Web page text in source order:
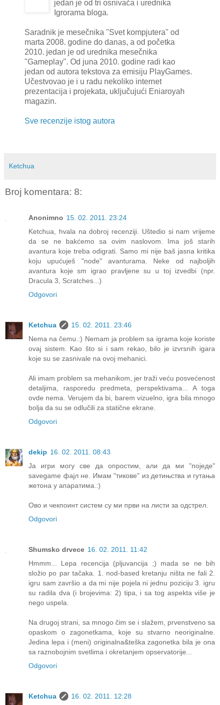
jedan je od tri osnivača i urednika
Igrorama bloga.
Saradnik je mesečnika "Svet kompjutera" od
marta 2008. godine do danas, a od početka
2010. jedan je od urednika mesečnika
"Gameplay". Od juna 2010. godine radi kao
jedan od autora tekstova za emisiju PlayGames.
Učestvovao je i u radu nekoliko internet
prezentacija i projekata, uključujući Eniaroyah
magazin.
Sve recenzije istog autora
Ketchua
Broj komentara: 8:
Anonimno 15. 02. 2011. 23:24
Ketchua, hvala na dobroj recenziji. Uštedio si nam vrijeme
da se ne bakćemo sa ovim naslovom. Ima još starih
avantura koje treba odigrati. Samo mi nije baš jasna kritika
koju upućuješ "node" avanturama. Neke od najboljih
avantura koje sm igrao pravljene su u toj izvedbi (npr.
Dracula 3, Scratches...)
Odgovori
Ketchua
15. 02. 2011. 23:46
Nema na čemu.:) Nemam ja problem sa igrama koje koriste
ovaj sistem. Kao što si i sam rekao, bilo je izvrsnih igara
koje su se zasnivale na ovoj mehanici.
Ali imam problem sa mehanikom, jer traži veću posvećenost
detaljima, rasporedu predmeta, perspektivama... A toga
ovde nema. Verujem da bi, barem vizuelno, igra bila mnogo
bolja da su se odlučili za statične ekrane.
Odgovori
dekip 16. 02. 2011. 08:43
Ја игри могу све да опростим, али да ми "поједе"
savegame фајл не. Имам "тикове" из детињства и гутања
жетона у апаратима.:)
Ово и чекпоинт систем су ми први на листи за одстрел.
Odgovori
Shumsko drvece 16. 02. 2011. 11:42
Hmmm... Lepa recencija (pljuvancija ;) mada se ne bih
složio po par tačaka. 1. nod-based kretanju ništa ne fali 2.
igru sam završio a da mi nije pojela ni jednu poziciju 3. igru
su radila dva (i brojevima: 2) tipa, i sa tog aspekta više je
nego uspela.
Na drugoj strani, sa mnogo čim se i slažem, prvenstveno sa
opaskom o zagonetkama, koje su stvarno neoriginalne.
Jedina lepa i (meni) originalna&teška zagonetka bila je ona
sa raznobojnim svetlima i okretanjem opservatorije...
Odgovori
Ketchua
16. 02. 2011. 12:28